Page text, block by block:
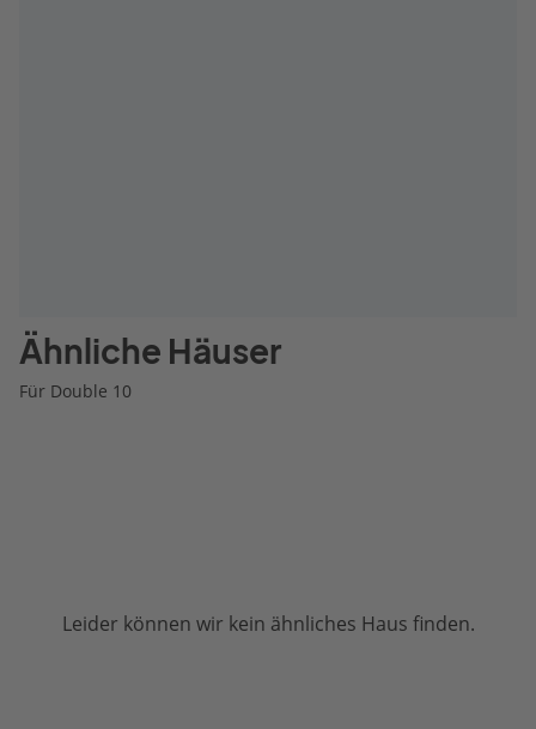
Ähnliche Häuser
Für Double 10
Leider können wir kein ähnliches Haus finden.